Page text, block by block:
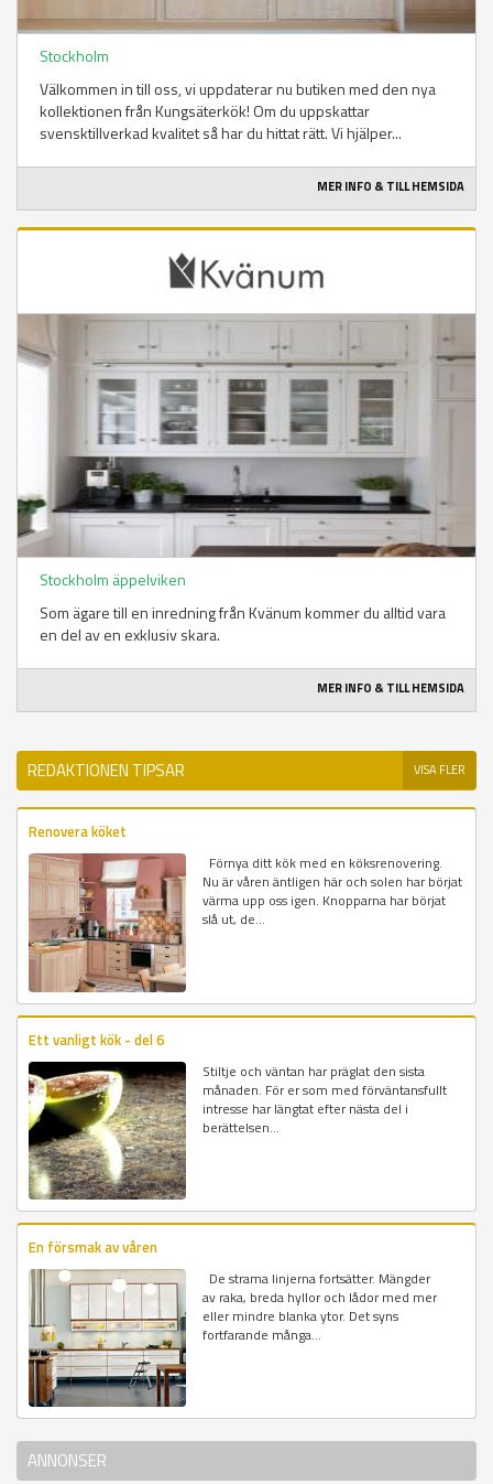
Stockholm
Välkommen in till oss, vi uppdaterar nu butiken med den nya
kollektionen från Kungsäterkök! Om du uppskattar
svensktillverkad kvalitet så har du hittat rätt. Vi hjälper...
MER INFO & TILL HEMSIDA
Stockholm äppelviken
Som ägare till en inredning från Kvänum kommer du alltid vara
en del av en exklusiv skara.
MER INFO & TILL HEMSIDA
REDAKTIONEN TIPSAR VISA FLER
Renovera köket
Förnya ditt kök med en köksrenovering.
Nu är våren äntligen här och solen har börjat
värma upp oss igen. Knopparna har börjat
slå ut, de...
Ett vanligt kök - del 6
Stiltje och väntan har präglat den sista
månaden. För er som med förväntansfullt
intresse har längtat efter nästa del i
berättelsen...
En försmak av våren
De strama linjerna fortsätter. Mängder
av raka, breda hyllor och lådor med mer
eller mindre blanka ytor. Det syns
fortfarande många...
ANNONSER